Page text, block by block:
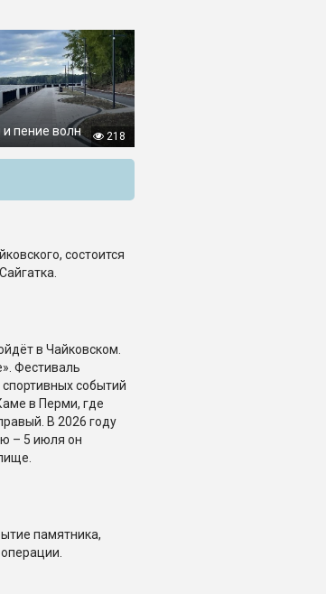
и пение волн 218
состоится
в Чайковском.
Фестиваль
событий
в Перми, где
В 2026 году
– 5 июля он
памятника,